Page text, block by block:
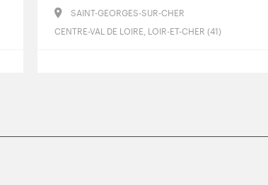
SAINT-GEORGES-SUR-CHER
CENTRE-VAL DE LOIRE, LOIR-ET-CHER (41)